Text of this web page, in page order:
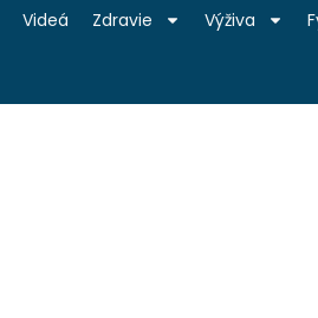
Videá Zdravie Výživa